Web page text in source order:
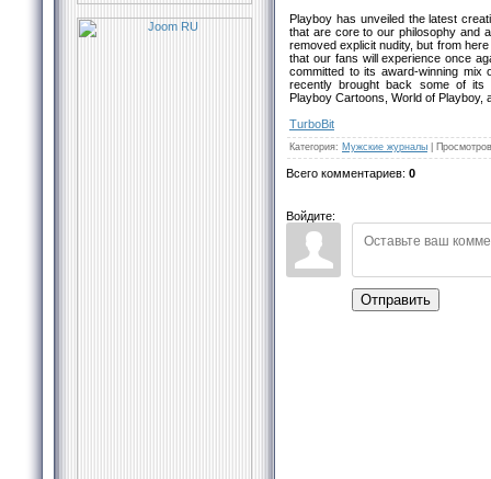
Playboy has unveiled the latest
that are core to our philosophy and
removed explicit nudity, but from
that our fans will experience once
committed to its award-winning mix
recently brought back some of its
Playboy Cartoons, World of Playboy,
TurbоBit
Категория: Мужские журналы Просмотров
Всего комментариев: 0
Войдите:
Отправить